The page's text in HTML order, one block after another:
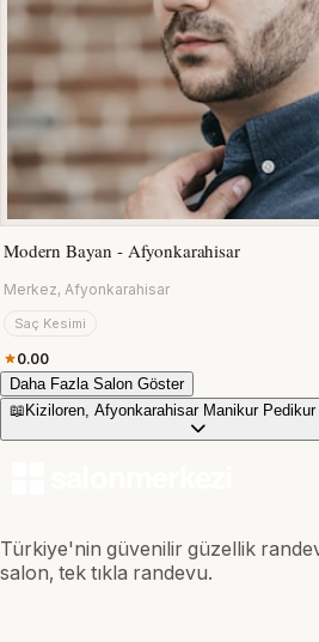
Modern Bayan - Afyonkarahisar
Merkez, Afyonkarahisar
Saç Kesimi
0.00
Daha Fazla Salon Göster
📖 Kiziloren, Afyonkarahisar Manikur Pedikur
Türkiye'nin güvenilir güzellik
salon, tek tıkla randevu.